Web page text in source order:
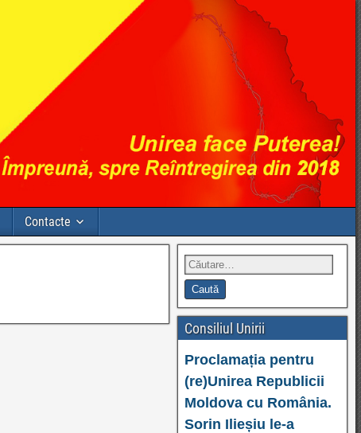
Contacte
Consiliul Unirii
Proclamația pentru
(re)Unirea Republicii
Moldova cu România.
Sorin Ilieșiu le-a